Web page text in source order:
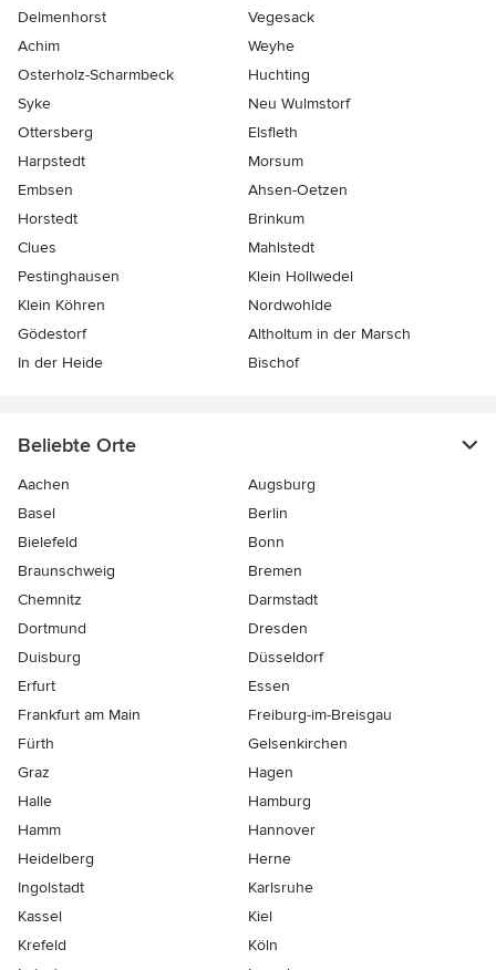
Delmenhorst
Vegesack
Achim
Weyhe
Osterholz-Scharmbeck
Huchting
Syke
Neu Wulmstorf
Ottersberg
Elsfleth
Harpstedt
Morsum
Embsen
Ahsen-Oetzen
Horstedt
Brinkum
Clues
Mahlstedt
Pestinghausen
Klein Hollwedel
Klein Köhren
Nordwohlde
Gödestorf
Altholtum in der Marsch
In der Heide
Bischof
Beliebte Orte
Aachen
Augsburg
Basel
Berlin
Bielefeld
Bonn
Braunschweig
Bremen
Chemnitz
Darmstadt
Dortmund
Dresden
Duisburg
Düsseldorf
Erfurt
Essen
Frankfurt am Main
Freiburg-im-Breisgau
Fürth
Gelsenkirchen
Graz
Hagen
Halle
Hamburg
Hamm
Hannover
Heidelberg
Herne
Ingolstadt
Karlsruhe
Kassel
Kiel
Krefeld
Köln